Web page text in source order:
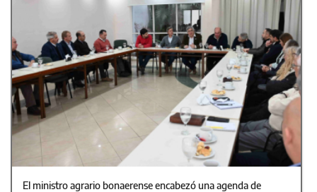
El ministro agrario bonaerense encabezó una agenda de